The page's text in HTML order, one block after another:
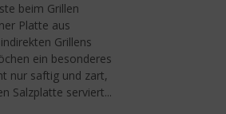
beim Grillen
Platte aus
Grillens
ein besonderes
nur saftig und zart,
Salzplatte serviert...